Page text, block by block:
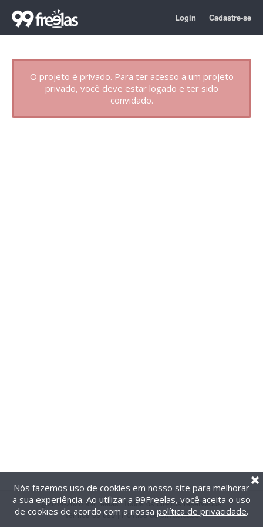
Login Cadastre-se
O projeto é privado. Para ter acesso a um projeto
privado, você deve estar logado e ter sido
convidado.
@2014-2026 99Freelas. Todos os direitos reservados.
Termos de uso| Política de privacidade
Nós fazemos uso de cookies em nosso site para melhorar
a sua experiência. Ao utilizar a 99Freelas, você aceita o uso
de cookies de acordo com a nossa política de privacidade.